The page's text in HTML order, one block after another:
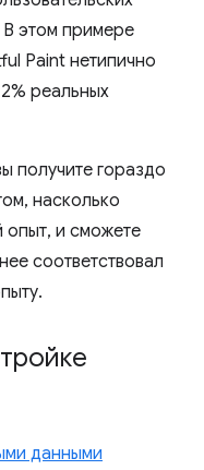
В этом примере
Paint нетипично
реальных
получите гораздо
насколько
опыт, и сможете
соответствовал
данными